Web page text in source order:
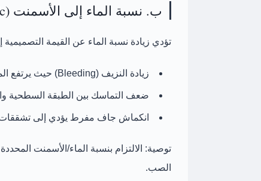
ب. نسبة الماء إلى الأسمنت (w/c) العالية
تؤدي زيادة نسبة الماء عن القيمة التصميمية
زيادة النزيف (Bleeding) حيث يرتفع
ضعف التماسك بين الطبقة السطحية
انكماش جاف مفرط يؤدي إلى
توصية: الالتزام بنسبة الماء/الأسمنت
الصب.